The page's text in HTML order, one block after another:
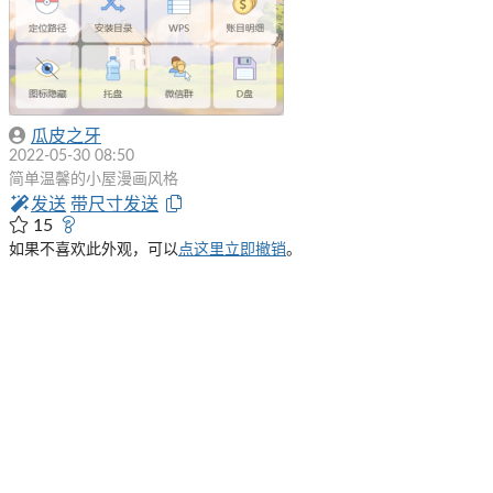
瓜皮之牙
2022-05-30 08:50
简单温馨的小屋漫画风格
发送 带尺寸发送
15
如果不喜欢此外观，可以点这里立即撤销。